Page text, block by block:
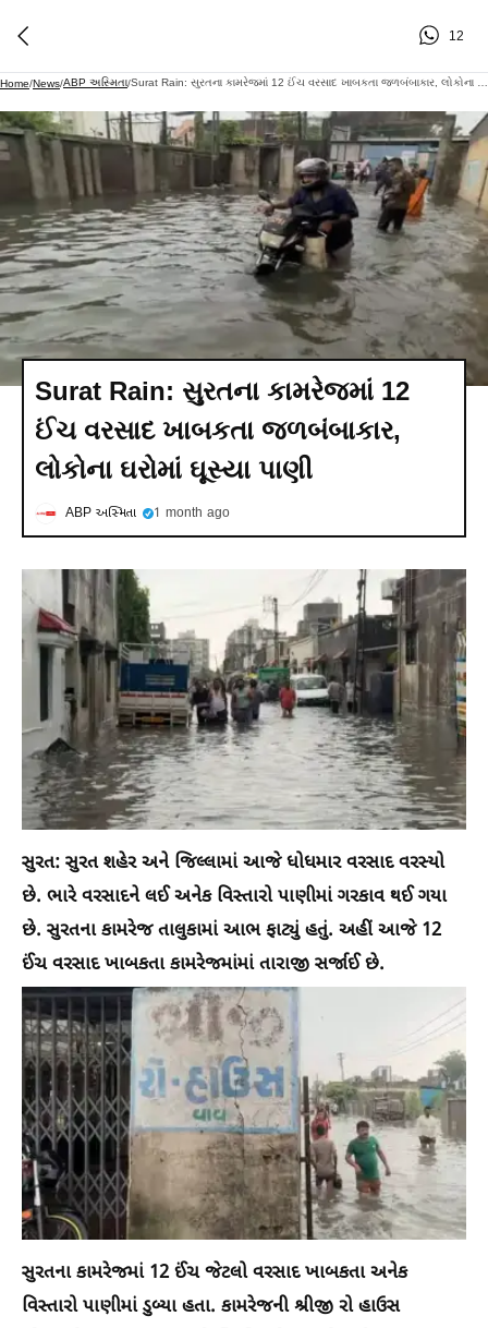
12
Home/News/ABP અસ્મિતા/
Surat Rain: સુરતના કામરેજમાં 12
ઈંચ વરસાદ ખાબકતા જળબંબાકાર,
લોકોના ઘરોમાં ઘૂસ્યા પાણી
ABP અસ્મિતા 1 month ago
સુરત: સુરત શહેર અને જિલ્લામાં આજે ધોધમાર વરસાદ વરસ્યો
છે. ભારે વરસાદને લઈ અનેક વિસ્તારો પાણીમાં ગરકાવ થઈ ગયા
છે. સુરતના કામરેજ તાલુકામાં આભ ફાટ્યું હતું. અહીં આજે 12
ઈંચ વરસાદ ખાબકતા કામરેજમાંમાં તારાજી સર્જાઈ છે.
સુરતના કામરેજમાં 12 ઈંચ જેટલો વરસાદ ખાબકતા અનેક
વિસ્તારો પાણીમાં ડુબ્યા હતા. કામરેજની શ્રીજી રો હાઉસ